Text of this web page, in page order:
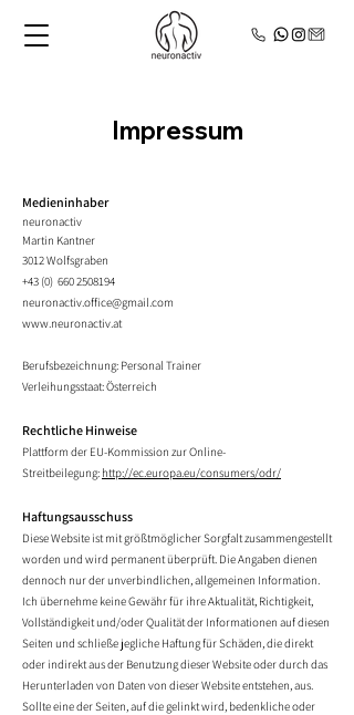
Impressum
Medieninhaber
neuronactiv
Martin Kantner
3012 Wolfsgraben
+43 (0) 660 2508194
neuronactiv.office@gmail.com
www.neuronactiv.at
Berufsbezeichnung: Personal Trainer
Verleihungsstaat: Österreich
Rechtliche Hinweise
Plattform der EU-Kommission zur Online-
Streitbeilegung: http://ec.europa.eu/consumers/odr/
Haftungsausschuss
Diese Website ist mit größtmöglicher Sorgfalt zusammengestellt
worden und wird permanent überprüft. Die Angaben dienen
dennoch nur der unverbindlichen, allgemeinen Information.
Ich übernehme keine Gewähr für ihre Aktualität, Richtigkeit,
Vollständigkeit und/oder Qualität der Informationen auf diesen
Seiten und schließe jegliche Haftung für Schäden, die direkt
oder indirekt aus der Benutzung dieser Website oder durch das
Herunterladen von Daten von dieser Website entstehen, aus.
Sollte eine der Seiten, auf die gelinkt wird, bedenkliche oder